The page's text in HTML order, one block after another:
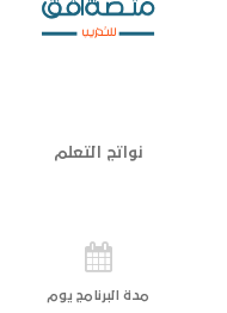
نواتج التعلم
مدة البرنامج يوم